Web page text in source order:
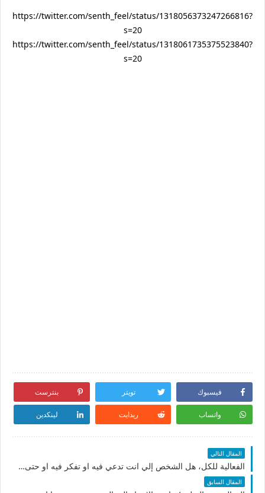
https://twitter.com/senth_feel/status/1318056373247266816?
s=20
https://twitter.com/senth_feel/status/1318061735375523840?
s=20
فيسبوك تويتر بنترست
واتساب ريدايت لينكدين
المقال التالي
الفعالية للكل، هل الشخص إلي انت تدعي فيه او تفكر فيه او حتى نفسك تتقرب منه فيه خير لك ودخوله بحياتك شي حلو او لا
المقال السابق